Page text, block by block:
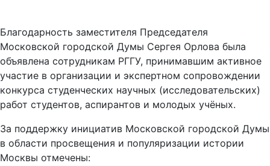
Благодарность заместителя Председателя
Московской городской Думы Сергея Орлова была
объявлена сотрудникам РГГУ, принимавшим активное
участие в организации и экспертном сопровождении
конкурса студенческих научных (исследовательских)
работ студентов, аспирантов и молодых учёных.
За поддержку инициатив Московской городской Думы
в области просвещения и популяризации истории
Москвы отмечены: